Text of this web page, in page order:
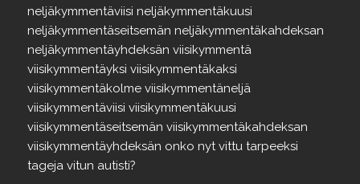
neljäkymmentäviisi neljäkymmentäkuusi
neljäkymmentäseitsemän neljäkymmentäkahdeksan
neljäkymmentäyhdeksän viisikymmentä
viisikymmentäyksi viisikymmentäkaksi
viisikymmentäkolme viisikymmentäneljä
viisikymmentäviisi viisikymmentäkuusi
viisikymmentäseitsemän viisikymmentäkahdeksan
viisikymmentäyhdeksän onko nytvittu tarpeeksi
tageja vitun autisti?